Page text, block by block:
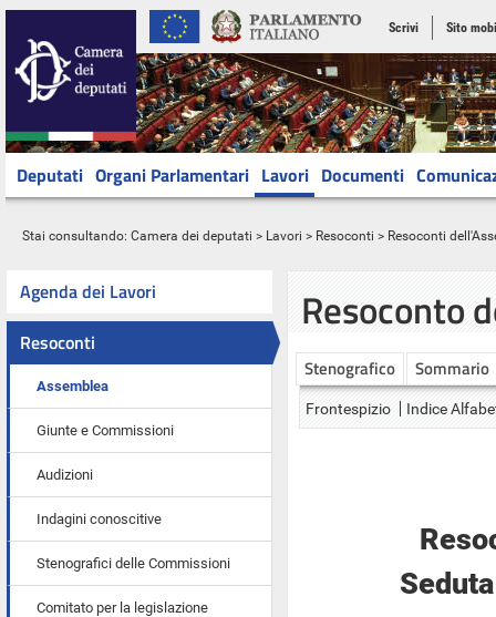
Scrivi Sito
Deputati Organi Parlamentari Lavori Documenti
Stai consultando: Camera dei deputati > Lavori > Resoconti > Resoconti
Agenda dei Lavori
Resoconti
Assemblea
Giunte e Commissioni
Audizioni
Indagini conoscitive
Stenografici delle Commissioni
Comitato per la legislazione
Resoconto
Stenografico Sommario
Frontespizio Indice